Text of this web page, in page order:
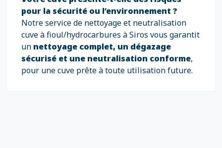
pour la sécurité ou l’environnement ?
Notre service de nettoyage et neutralisation
cuve à fioul/hydrocarbures à Siros vous garantit
un nettoyage complet, un dégazage
sécurisé et une neutralisation conforme,
pour une cuve prête à toute utilisation future.